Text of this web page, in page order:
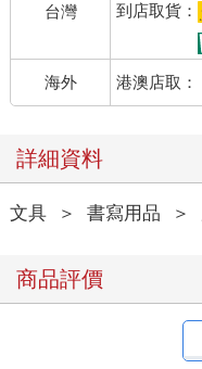
台灣
到店取貨：
海外 港澳店取：
詳細資料
文具 ＞ 書寫用品 ＞
商品評價